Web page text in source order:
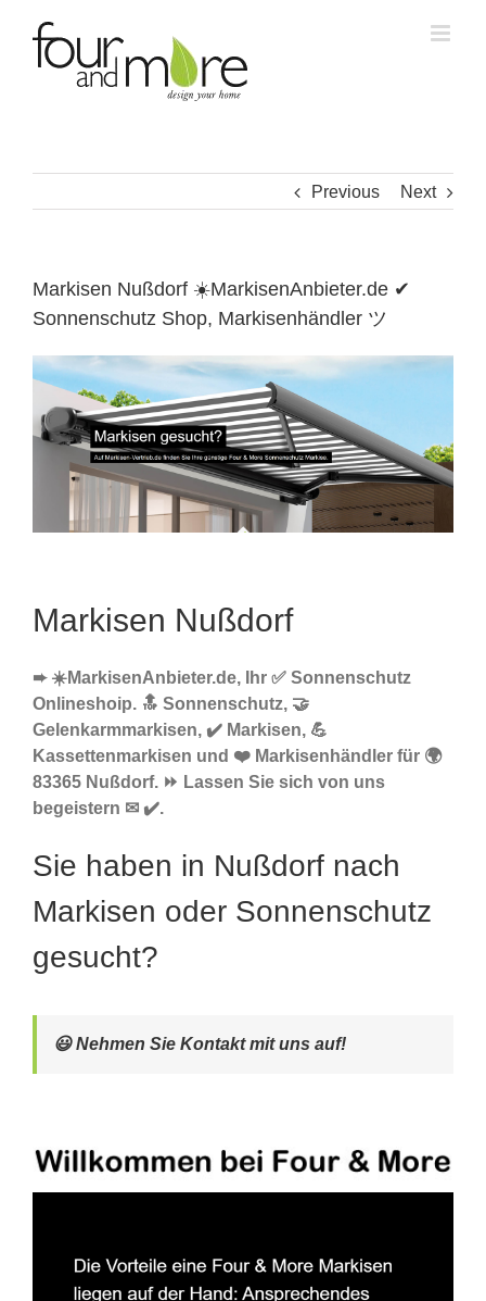
content
Previous Next
Markisen Nußdorf ☀️MarkisenAnbieter.de ✔
Sonnenschutz Shop, Markisenhändler ツ
Markisen Nußdorf
➨ ☀️MarkisenAnbieter.de, Ihr ✅ Sonnenschutz
Onlineshoip. 🔝 Sonnenschutz, 🤝
Gelenkarmmarkisen, ✔️ Markisen, 💪
Kassettenmarkisen und ❤️ Markisenhändler für 🌍
83365 Nußdorf. ⏩ Lassen Sie sich von uns
begeistern ✉ ✔️.
Sie haben in Nußdorf nach
Markisen oder Sonnenschutz
gesucht?
😃 Nehmen Sie Kontakt mit uns auf!